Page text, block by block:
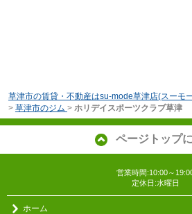
草津市の賃貸・不動産はsu-mode草津店(スーモ
> 草津市のジム > ホリデイスポーツクラブ草津
ページトップ
営業時間:10:00～
定休日:水曜日
ホーム